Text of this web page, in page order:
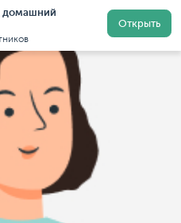
домашний
Открыть
Москве Няни у метро